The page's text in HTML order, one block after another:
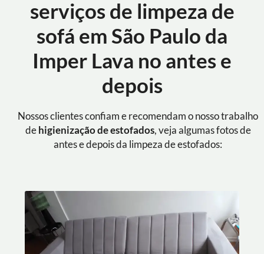
serviços de limpeza de
sofá em São Paulo da
Imper Lava no antes e
depois
Nossos clientes confiam e recomendam o nosso trabalho
de higienização de estofados, veja algumas fotos de
antes e depois da limpeza de estofados: